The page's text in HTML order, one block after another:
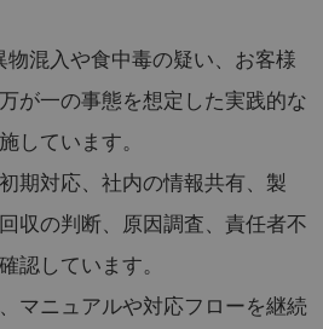
混入や食中毒の疑い、お客様
が一の事態を想定した実践的な
しています。
期対応、社内の情報共有、製
収の判断、原因調査、責任者不
認しています。
マニュアルや対応フローを継続